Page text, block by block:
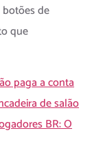
de
que
paga a conta
de salão
BR: O